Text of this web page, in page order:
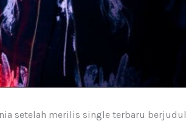
setelah merilis single terbaru berjudul